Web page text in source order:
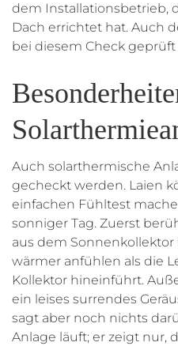
dem Installationsbetrieb,
Dach errichtet hat. Auch
bei diesem Check
Auch solarthermische
gecheckt werden. Laien
einfachen Fühltest
sonniger Tag. Zuerst
aus dem Sonnenkollektor
wärmer anfühlen als die
Kollektor hineinführt.
ein leises surrendes
sagt aber noch nichts
Anlage läuft; er zeigt nur,